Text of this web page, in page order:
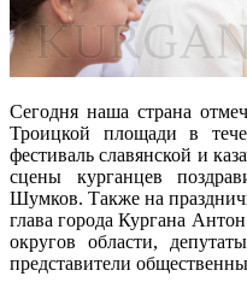
Сегодня наша страна
Троицкой площади в
фестиваль славянской и
сцены курганцев
Шумков. Также на
глава города Кургана
округов области,
представители